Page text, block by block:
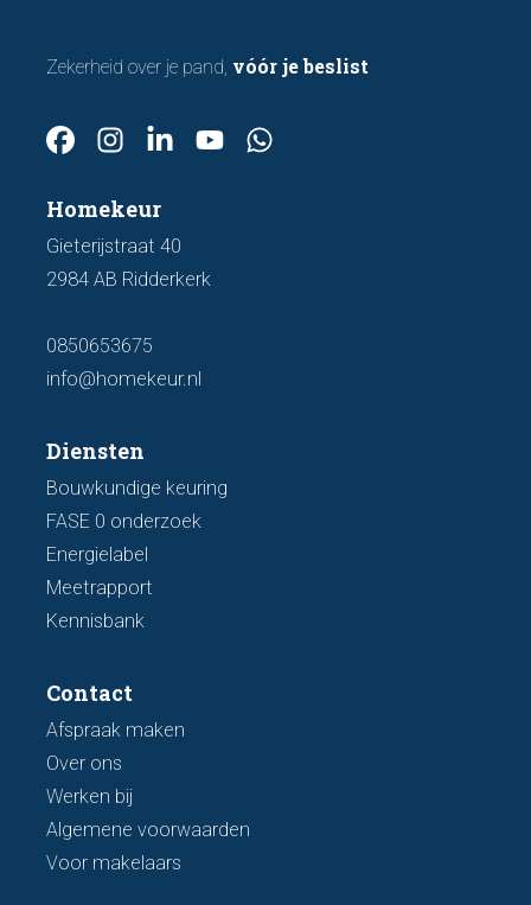
Zekerheid over je pand, vóór je beslist
Homekeur
Gieterijstraat 40
2984 AB Ridderkerk
0850653675
info@homekeur.nl
Diensten
Bouwkundige keuring
FASE 0 onderzoek
Energielabel
Meetrapport
Kennisbank
Contact
Afspraak maken
Over ons
Werken bij
Algemene voorwaarden
Voor makelaars